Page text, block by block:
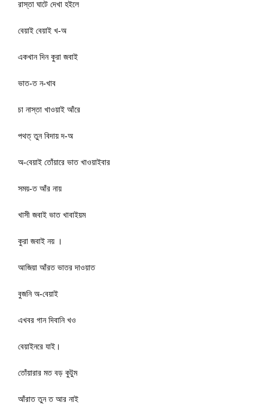
রাস্তা ঘাটে দেখা হইলে
বেয়াই বেয়াই খ-অ
একখান দিন কুরা জবাই
ভাত-ত ন-খাব
চা নাস্তা খাওয়াই আঁরে
পথত্ তুন বিদায় দ-অ
অ-বেয়াই তোঁয়ারে ভাত খাওয়াইবার
সময়-ত আঁর নায়
খাসী জবাই ভাত খাবাইয়ম
কুরা জবাই নয় ।
আজিয়া আঁরত ভাতর দাওয়াত
বুজনি অ-বেয়াই
এখবর গান দিবানি খও
বেয়াইনরে যাই।
তোঁয়ারার মত বড় কুটুম
আঁরাত তুন ত আর নাই